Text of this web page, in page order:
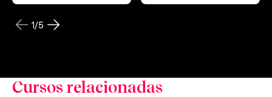
1/5
Cursos relacionadas